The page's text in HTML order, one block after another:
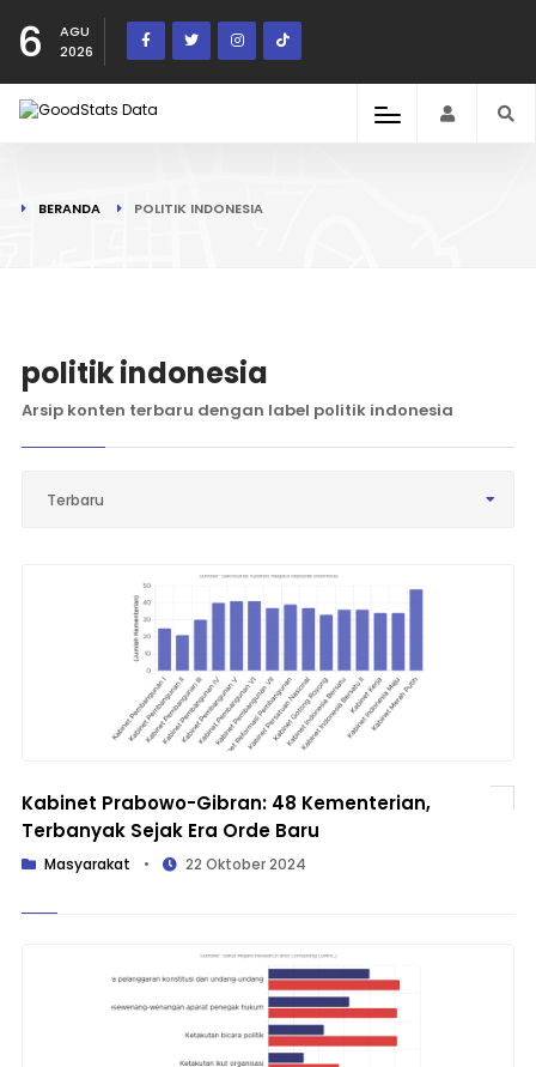
6
AGU
2026
BERANDA POLITIK INDONESIA
politik indonesia
Arsip konten terbaru dengan label politik indonesia
Terbaru
Kabinet Prabowo-Gibran: 48 Kementerian,
Terbanyak Sejak Era Orde Baru
Masyarakat • 22 Oktober 2024